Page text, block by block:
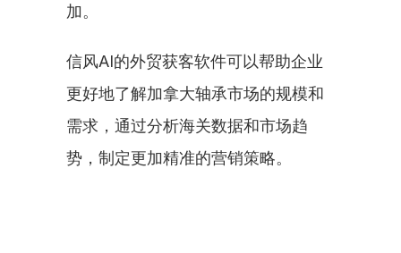
加。
信风AI的外贸获客软件可以帮助企业
更好地了解加拿大轴承市场的规模和
需求，通过分析海关数据和市场趋
势，制定更加精准的营销策略。